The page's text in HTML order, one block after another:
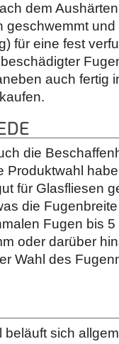
dem
geschwemmt
für eine fest
auch fertig
die
Produktwahl
für Glasfliesen
die
Fugen bis 5
oder darüber
Wahl des
sich